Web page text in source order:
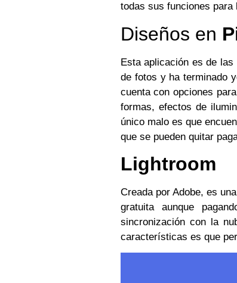
todas sus funciones para
Diseños en
Esta aplicación es de
de fotos y ha terminado
cuenta con opciones
formas, efectos de
único malo es que
que se pueden quitar
Lightroom
Creada por Adobe, es
gratuita aunque
sincronización con la
características es que